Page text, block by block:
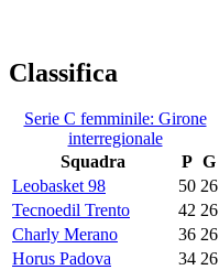
Classifica
Serie C femminile: Girone
interregionale
Squadra
P G
Leobasket 98
50 26
Tecnoedil Trento
42 26
Charly Merano
36 26
Horus Padova
34 26